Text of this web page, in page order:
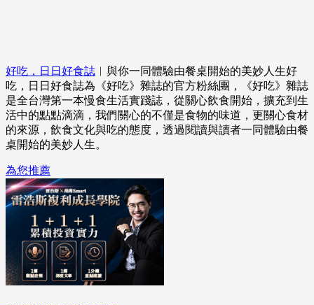
好吃，日日好食誌 ︱與你一同體驗由餐桌開始的美妙人生好
吃，日日好食誌為《好吃》雜誌的官方粉絲團，《好吃》雜誌
是全台灣第一本慢食生活實踐誌，從關心飲食開始，擴充到生
活中的點點滴滴，我們關心的不僅是食物的味道，更關心食材
的來源，飲食文化與吃的態度，透過閱讀與讀者一同體驗由餐
桌開始的美妙人生。
為您推薦